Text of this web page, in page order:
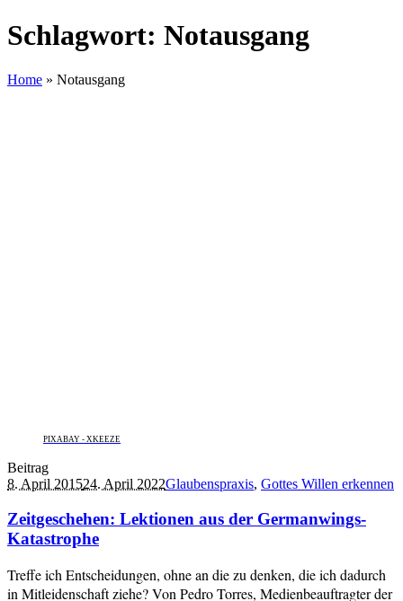
Schlagwort: Notausgang
Home » Notausgang
PIXABAY - XKEEZE
Beitrag
8. April 201524. April 2022Glaubenspraxis, Gottes Willen erkennen
Zeitgeschehen: Lektionen aus der Germanwings-
Katastrophe
Treffe ich Entscheidungen, ohne an die zu denken, die ich dadurch
in Mitleidenschaft ziehe? Von Pedro Torres, Medienbeauftragter der